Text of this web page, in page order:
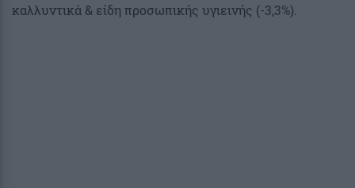
καλλυντικά & είδη προσωπικής υγιεινής (-3,3%).